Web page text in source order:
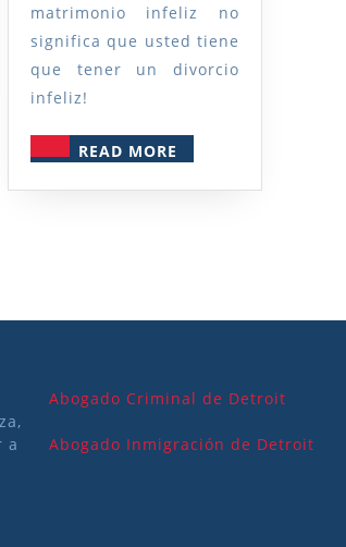
matrimonio infeliz no
significa que usted tiene
que tener un divorcio
infeliz!
READ MORE
MORE
a
Abogado Criminal de Detroit
Abogado Inmigración de Detroit